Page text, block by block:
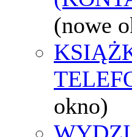
(nowe
okno)